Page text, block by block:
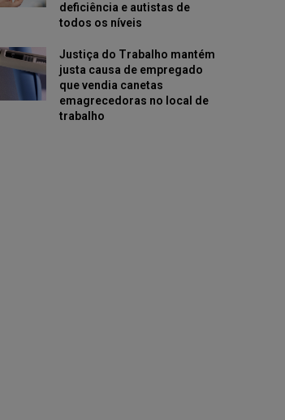
deficiência e autistas de
todos os níveis
Justiça do Trabalho mantém
justa causa de empregado
que vendia canetas
emagrecedoras no local de
trabalho